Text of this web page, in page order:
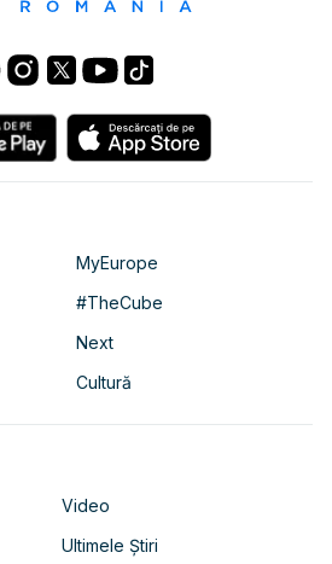
MyEurope
#TheCube
Next
Cultură
Video
Ultimele Știri